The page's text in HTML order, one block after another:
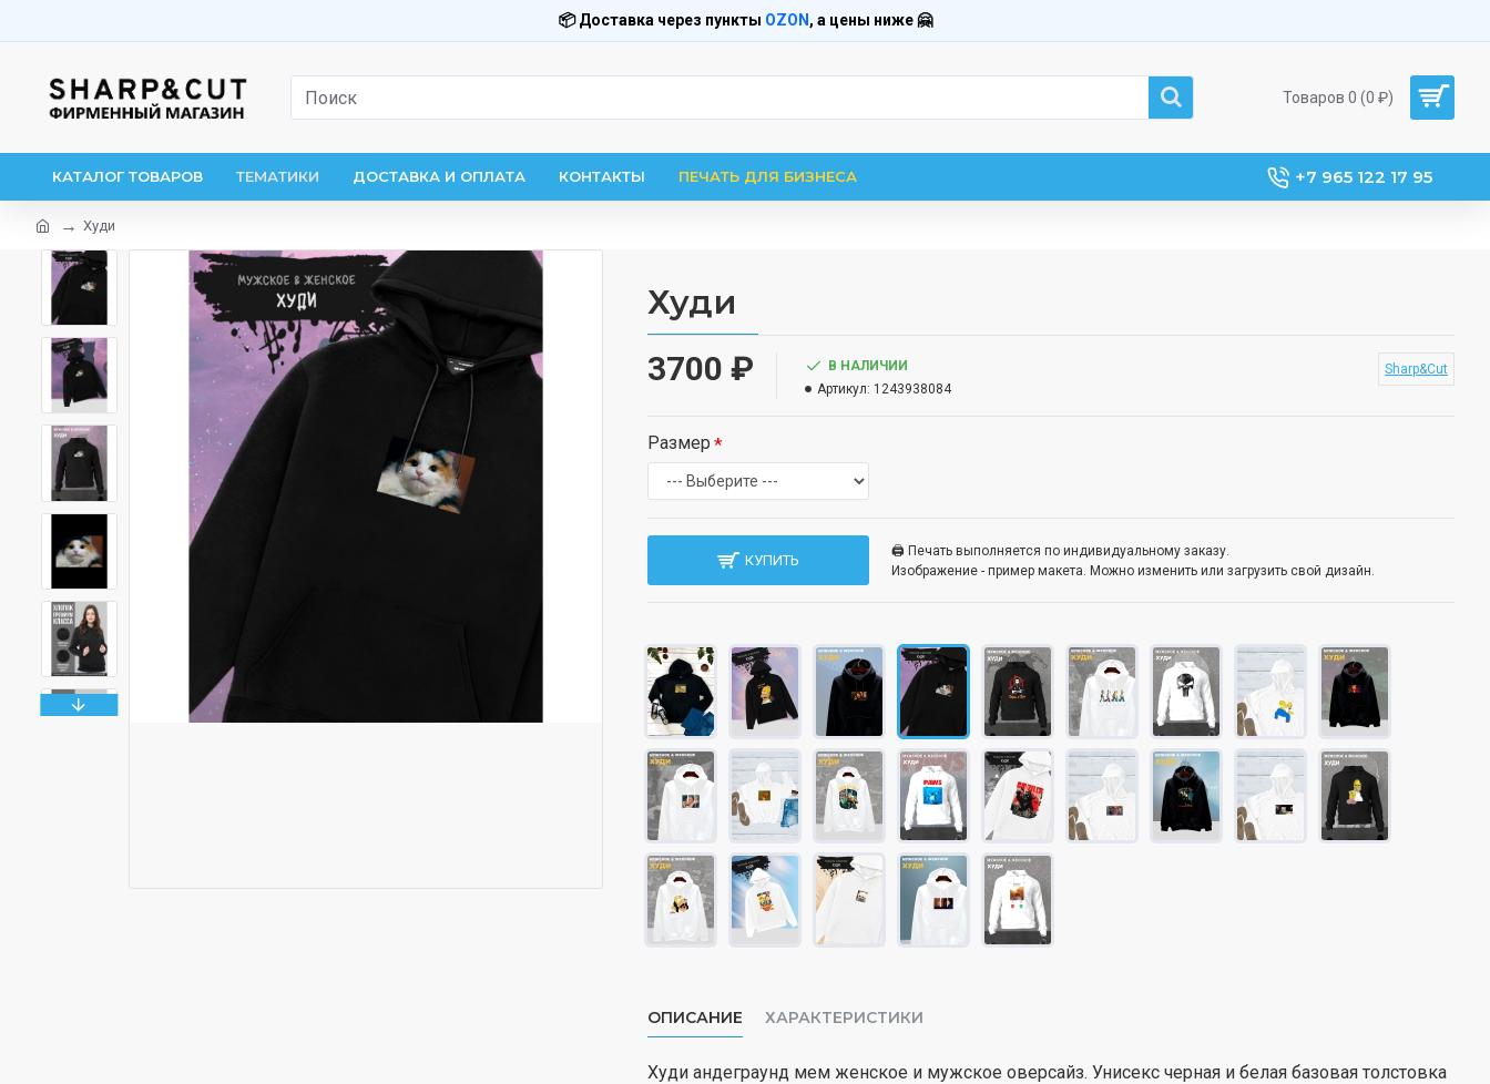
📦 Доставка через пункты OZON , а цены ниже 🤗
Товаров 0 (0 ₽)
КАТАЛОГ ТОВАРОВ ТЕМАТИКИ ДОСТАВКА И ОПЛАТА КОНТАКТЫ ПЕЧАТЬ ДЛЯ БИЗНЕСА +7 965 122 17 95
Худи
Худи
3700 ₽
В НАЛИЧИИ
Артикул: 1243938084
Sharp&Cut
Размер
КУПИТЬ
🖨️ Печать выполняется по индивидуальному заказу.
Изображение - пример макета. Можно изменить или загрузить свой дизайн.
ОПИСАНИЕ ХАРАКТЕРИСТИКИ
Худи андеграунд мем женское и мужское оверсайз. Унисекс черная и белая базовая толстовка